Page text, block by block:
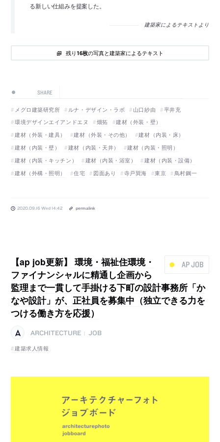
る新しい仕組みを提案した。
建築家によるテキストより
残り16枚の写真と建築家によるテキスト
SHARE
メグロ建築研究所 ルナ・デザイン・ラボ 山口紗由
平井充
環境デザインエイアンドエヌ
畑拓
建材（外装・壁）
建材（外装・建具）
建材（外装・その他）
建材（内装・床）
建材（内装・壁）
建材（内装・天井）
建材（内装・照明）
建材（内装・キッチン）
建材（内装・浴室）
建材（内装・設備）
建材（外構・照明）
住宅 図面あり 寺戸巽海 東京 鳥村鋼一
2020.09.16 Wed 14:42 permalink
AP JOB
【ap job更新】 環境・福祉住環境・
ファイナンシャルに精通し企画から
監理まで一貫して手掛ける下町の設計事務所「か
なや設計」が、正社員を募集中（独立できる力を
つける働き方を応援）
ARCHITECTURE
JOB
建築求人情報